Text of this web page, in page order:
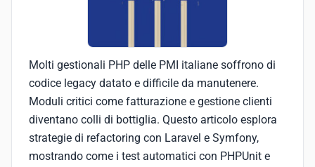
Molti gestionali PHP delle PMI italiane soffrono di
codice legacy datato e difficile da manutenere.
Moduli critici come fatturazione e gestione clienti
diventano colli di bottiglia. Questo articolo esplora
strategie di refactoring con Laravel e Symfony,
mostrando come i test automatici con PHPUnit e